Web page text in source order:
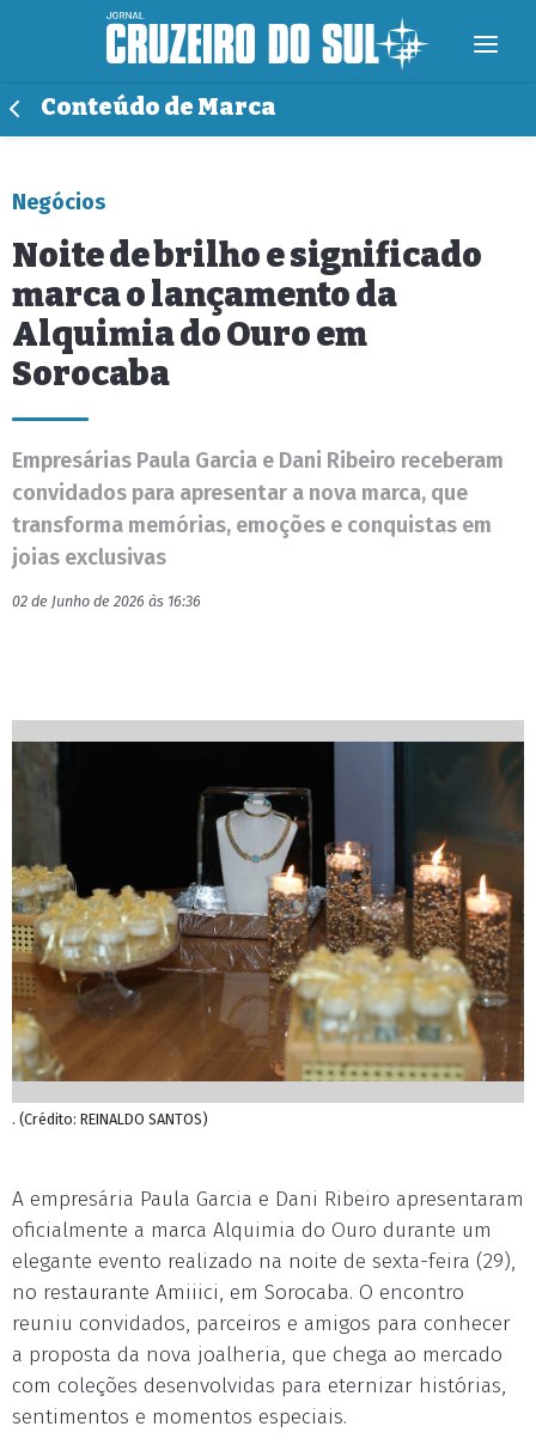
Conteúdo de Marca
Negócios
Noite de brilho e significado
marca o lançamento da
Alquimia do Ouro em
Sorocaba
Empresárias Paula Garcia e Dani Ribeiro receberam
convidados para apresentar a nova marca, que
transforma memórias, emoções e conquistas em
joias exclusivas
02 de Junho de 2026 às 16:36
. (Crédito: REINALDO SANTOS)
A empresária Paula Garcia e Dani Ribeiro apresentaram
oficialmente a marca Alquimia do Ouro durante um
elegante evento realizado na noite de sexta-feira (29),
no restaurante Amiiici, em Sorocaba. O encontro
reuniu convidados, parceiros e amigos para conhecer
a proposta da nova joalheria, que chega ao mercado
com coleções desenvolvidas para eternizar histórias,
sentimentos e momentos especiais.